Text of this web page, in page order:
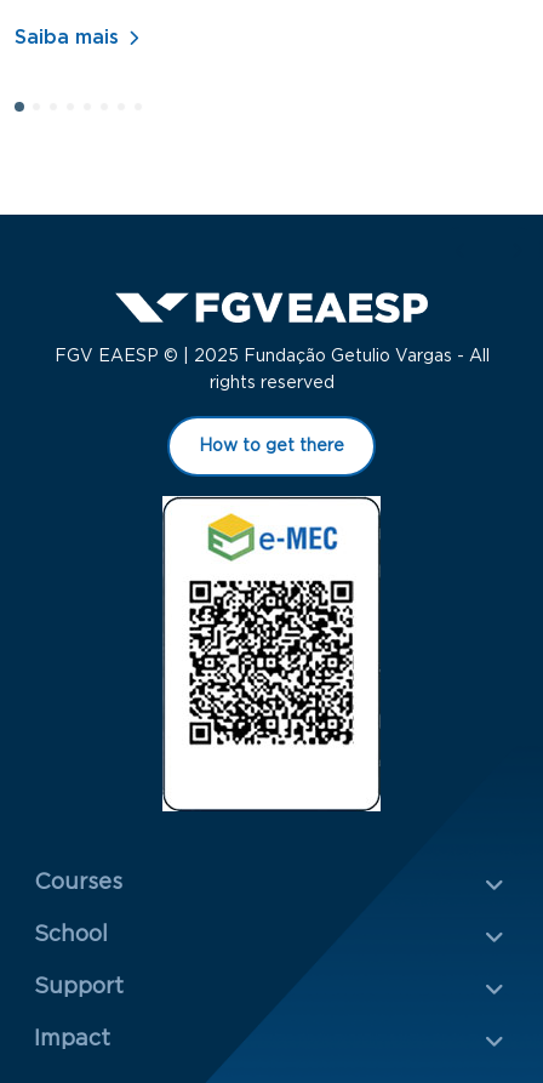
Saiba mais
FGV EAESP © | 2025 Fundação Getulio Vargas - All
rights reserved
How to get there
Menu Rodapé 1
Courses
School
Rodapé 2
Support
Impact